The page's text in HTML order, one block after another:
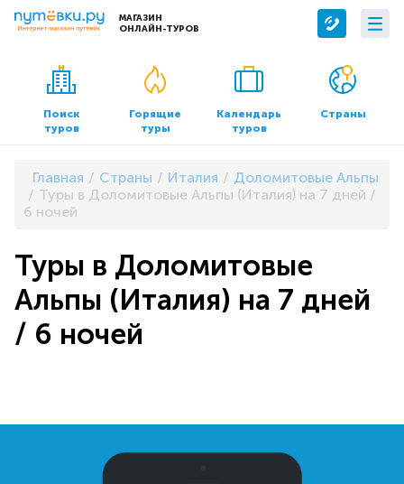
МАГАЗИН
ОНЛАЙН-ТУРОВ
Сервисы
Бронирование отелей
Трансфер
О компании
О нас
Контакты
Документы и реквизиты
Поиск
туров
Горящие
туры
Календарь
туров
Страны
Главная Страны Италия
Доломитовые Альпы
Туры в Доломитовые Альпы (Италия) на 7 дней /
6 ночей
Туры в Доломитовые
Альпы (Италия) на 7 дней
/ 6 ночей